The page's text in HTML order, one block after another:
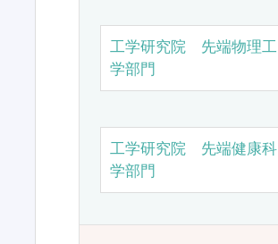
工学研究院 先端物理工
学部門
工学研究院 先端健康科
学部門